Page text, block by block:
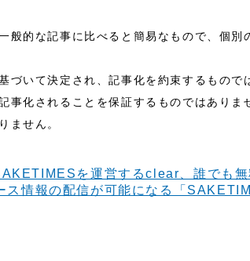
般的な記事に比べると簡易なもので、個別
づいて決定され、記事化を約束するもので
事化されることを保証するものではありま
ません。
を運営するclear、誰でも
ス情報の配信が可能になる「